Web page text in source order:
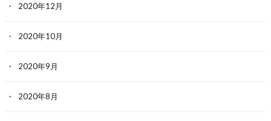
2020年12月
2020年10月
2020年9月
2020年8月